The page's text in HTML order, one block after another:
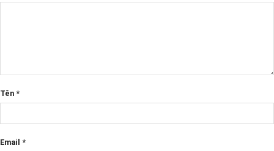
Tên *
Email *